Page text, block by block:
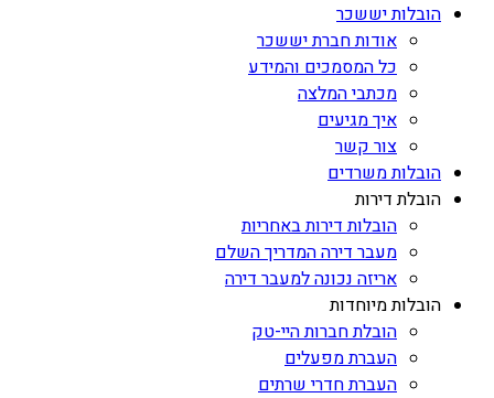
הובלות יששכר
אודות חברת יששכר
כל המסמכים והמידע
מכתבי המלצה
איך מגיעים
צור קשר
הובלות משרדים
הובלת דירות
הובלות דירות באחריות
מעבר דירה המדריך השלם
אריזה נכונה למעבר דירה
הובלות מיוחדות
הובלת חברות היי-טק
העברת מפעלים
העברת חדרי שרתים